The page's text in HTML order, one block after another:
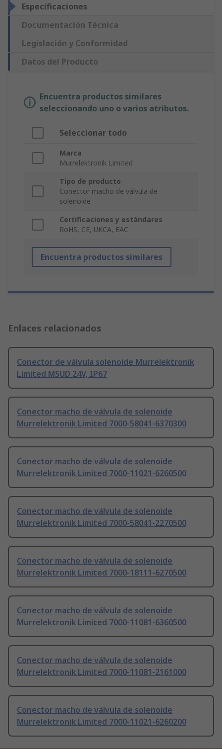
Especificaciones
Documentación Técnica
Legislación y Conformidad
Datos del Producto
Encuentra productos similares
seleccionando uno o varios atributos.
Seleccionar todo
Marca
Murrelektronik Limited
Tipo de producto
Conector macho de válvula de
solenoide
Certificaciones y estándares
RoHS, CE, UKCA, EAC
Encuentra productos similares
Enlaces relacionados
Conector de válvula solenoide Murrelektronik
Limited MSUD 24V, IP67
Conector macho de válvula de solenoide
Murrelektronik Limited 7000-58041-6370300
Conector macho de válvula de solenoide
Murrelektronik Limited 7000-11021-6260500
Conector macho de válvula de solenoide
Murrelektronik Limited 7000-58041-2270500
Conector macho de válvula de solenoide
Murrelektronik Limited 7000-18111-6270500
Conector macho de válvula de solenoide
Murrelektronik Limited 7000-11081-6360500
Conector macho de válvula de solenoide
Murrelektronik Limited 7000-11081-2161000
Conector macho de válvula de solenoide
Murrelektronik Limited 7000-11021-6260200